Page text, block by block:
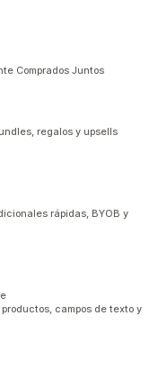
Comprados Juntos
regalos y upsells
rápidas, BYOB y
campos de texto y